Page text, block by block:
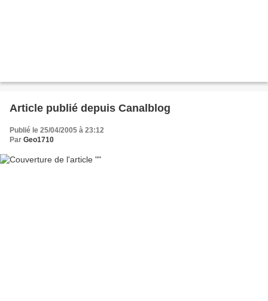
Article publié depuis Canalblog
Publié le 25/04/2005 à 23:12
Par Geo1710